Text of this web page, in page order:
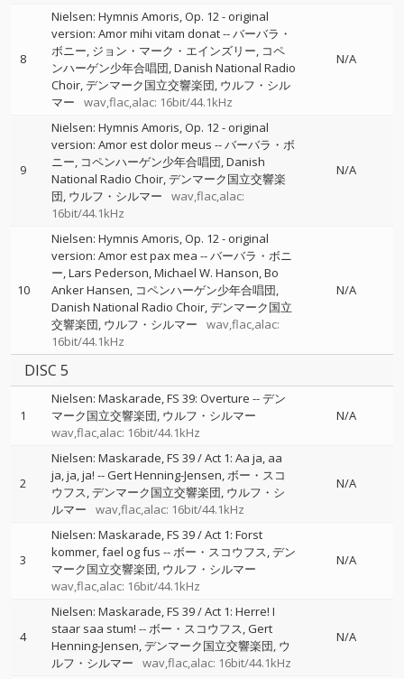
8
Nielsen: Hymnis Amoris, Op. 12 - original
version: Amor mihi vitam donat--バーバラ・
ボニー ジョン・マーク・エインズリー コペ
ンハーゲン少年合唱団 Danish National Radio
Choir デンマーク国立交響楽団 ウルフ・シル
マー
wav,flac,alac: 16bit/44.1kHz
N/A
9
Nielsen: Hymnis Amoris, Op. 12 - original
version: Amor est dolor meus --バーバラ・ボ
ニー コペンハーゲン少年合唱団 Danish
National Radio Choir デンマーク国立交響楽
団 ウルフ・シルマー
wav,flac,alac:
16bit/44.1kHz
N/A
10
Nielsen: Hymnis Amoris, Op. 12 - original
version: Amor est pax mea --バーバラ・ボニ
ー Lars Pederson Michael W. Hanson Bo
Anker Hansen コペンハーゲン少年合唱団
Danish National Radio Choir デンマーク国立
交響楽団 ウルフ・シルマー
wav,flac,alac:
16bit/44.1kHz
N/A
DISC 5
1
Nielsen: Maskarade, FS 39: Overture --デン
マーク国立交響楽団 ウルフ・シルマー
wav,flac,alac: 16bit/44.1kHz
N/A
2
Nielsen: Maskarade, FS 39 / Act 1: Aa ja, aa
ja, ja, ja! --Gert Henning-Jensen ボー・スコ
ウフス デンマーク国立交響楽団 ウルフ・シ
ルマー
wav,flac,alac: 16bit/44.1kHz
N/A
3
Nielsen: Maskarade, FS 39 / Act 1: Forst
kommer, fael og fus --ボー・スコウフス デン
マーク国立交響楽団 ウルフ・シルマー
wav,flac,alac: 16bit/44.1kHz
N/A
4
Nielsen: Maskarade, FS 39 / Act 1: Herre! I
staar saa stum! --ボー・スコウフス Gert
Henning-Jensen デンマーク国立交響楽団 ウ
ルフ・シルマー
wav,flac,alac: 16bit/44.1kHz
N/A